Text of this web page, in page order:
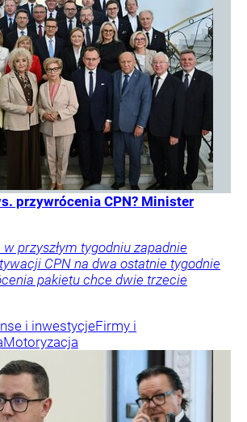
przywrócenia CPN? Minister
przyszłym tygodniu zapadnie
CPN na dwa ostatnie tygodnie
pakietu chce dwie trzecie
i inwestycjeFirmy i
Motoryzacja